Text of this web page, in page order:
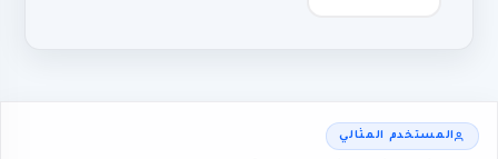
المستخدم المثالي